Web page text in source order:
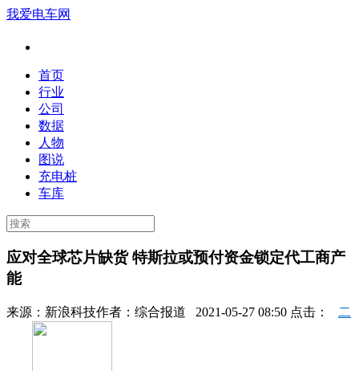
我爱电车网
首页
行业
公司
数据
人物
图说
充电桩
车库
应对全球芯片缺货 特斯拉或预付资金锁定代工商产
能
来源： 新浪科技作者： 综合报道 2021-05-27 08:50 点击： 二